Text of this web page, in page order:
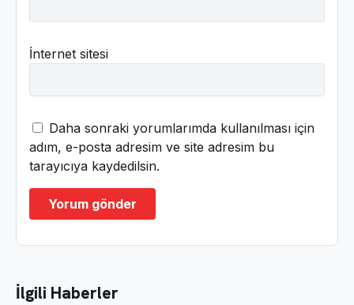
İnternet sitesi
Daha sonraki yorumlarımda kullanılması için
adım, e-posta adresim ve site adresim bu
tarayıcıya kaydedilsin.
İlgili Haberler